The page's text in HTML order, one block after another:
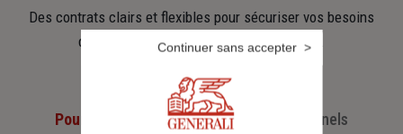
Des contrats clairs et flexibles pour sécuriser vos besoins
d’aujourd’hui et anticiper ceux de demain.
Pour les particuliersPour les professionnels
Continuer sans accepter